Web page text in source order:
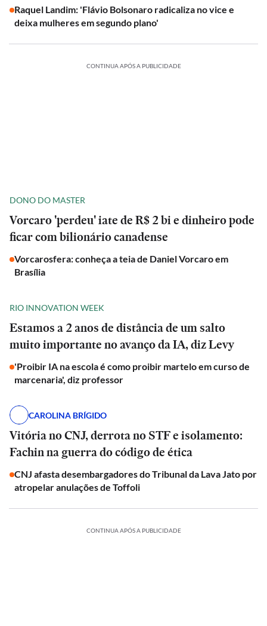
Raquel Landim: 'Flávio Bolsonaro radicaliza no vice e
deixa mulheres em segundo plano'
CONTINUA APÓS A PUBLICIDADE
DONO DO MASTER
Vorcaro 'perdeu' iate de R$ 2 bi e dinheiro pode
ficar com bilionário canadense
Vorcarosfera: conheça a teia de Daniel Vorcaro em
Brasília
RIO INNOVATION WEEK
Estamos a 2 anos de distância de um salto
muito importante no avanço da IA, diz Levy
'Proibir IA na escola é como proibir martelo em curso de
marcenaria', diz professor
CAROLINA BRÍGIDO
Vitória no CNJ, derrota no STF e isolamento:
Fachin na guerra do código de ética
CNJ afasta desembargadores do Tribunal da Lava Jato por
atropelar anulações de Toffoli
CONTINUA APÓS A PUBLICIDADE